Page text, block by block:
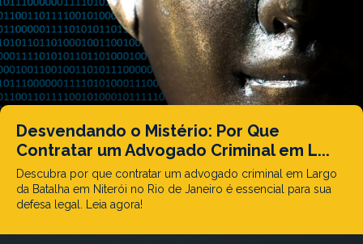
Desvendando o Mistério: Por Que
Contratar um Advogado Criminal em L...
Descubra por que contratar um advogado criminal em Largo
da Batalha em Niterói no Rio de Janeiro é essencial para sua
defesa legal. Leia agora!